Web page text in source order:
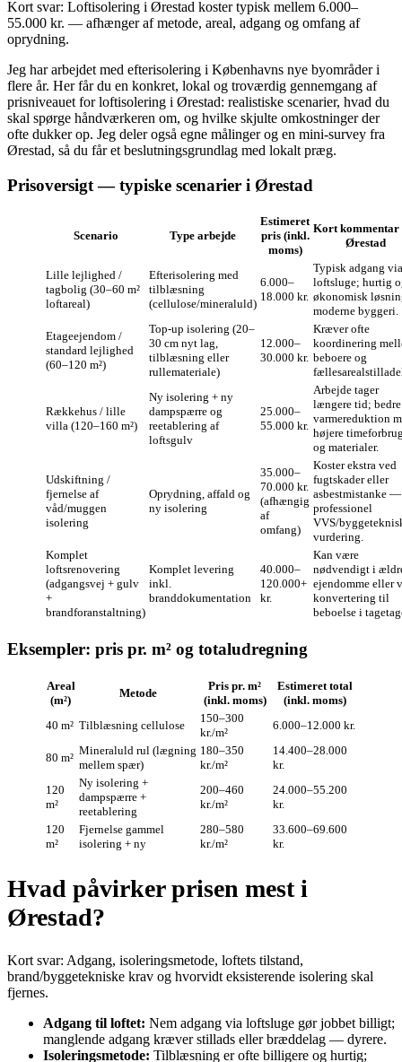
Kort svar: Loftisolering i Ørestad koster typisk mellem 6.000–
55.000 kr. — afhænger af metode, areal, adgang og omfang af
oprydning.
Jeg har arbejdet med efterisolering i Københavns nye byområder i
flere år. Her får du en konkret, lokal og troværdig gennemgang af
prisniveauet for loftisolering i Ørestad: realistiske scenarier, hvad du
skal spørge håndværkeren om, og hvilke skjulte omkostninger der
ofte dukker op. Jeg deler også egne målinger og en mini‑survey fra
Ørestad, så du får et beslutningsgrundlag med lokalt præg.
Prisoversigt — typiske scenarier i Ørestad
Scenario Type arbejde
Estimeret
pris (inkl.
moms)
Kort kommentar
Ørestad
Lille lejlighed /
tagbolig (30–60 m²
loftareal)
Efterisolering med
tilblæsning
(cellulose/mineraluld)
6.000–
18.000 kr.
Typisk adgang via
loftsluge; hurtig
økonomisk
moderne byggeri.
Etageejendom /
standard lejlighed
(60–120 m²)
Top-up isolering (20–
30 cm nyt lag,
tilblæsning eller
rullemateriale)
12.000–
30.000 kr.
Kræver ofte
koordinering
beboere og
Rækkehus / lille
villa (120–160 m²)
Ny isolering + ny
dampspærre og
reetablering af
loftsgulv
25.000–
55.000 kr.
Arbejde tager
længere tid; bedre
varmereduktion
højere
og materialer.
Udskiftning /
fjernelse af
våd/muggen
isolering
Oprydning, affald og
ny isolering
35.000–
70.000 kr.
(afhængig
af
omfang)
Koster ekstra ved
fugtskader eller
asbestmistanke
professionel
VVS/
vurdering.
Komplet
loftsrenovering
(adgangsvej + gulv
+
brandforanstaltning)
Komplet levering
inkl.
branddokumentation
40.000–
120.000+
kr.
Kan være
nødvendigt i
ejendomme eller
konvertering til
beboelse i
Eksempler: pris pr. m² og totaludregning
Areal
(m²)
Metode
Pris pr. m²
(inkl. moms)
Estimeret total
(inkl. moms)
40 m² Tilblæsning cellulose
150–300
kr./m²
6.000–12.000 kr.
80 m²
Mineraluld rul (lægning
mellem spær)
180–350
kr./m²
14.400–28.000
kr.
120
m²
Ny isolering +
dampspærre +
reetablering
200–460
kr./m²
24.000–55.200
kr.
120
m²
Fjernelse gammel
isolering + ny
280–580
kr./m²
33.600–69.600
kr.
Hvad påvirker prisen mest i
Ørestad?
Kort svar: Adgang, isoleringsmetode, loftets tilstand,
brand/byggetekniske krav og hvorvidt eksisterende isolering skal
fjernes.
Adgang til loftet: Nem adgang via loftsluge gør jobbet billigt;
manglende adgang kræver stillads eller bræddelag — dyrere.
Isoleringsmetode: Tilblæsning er ofte billigere og hurtig;